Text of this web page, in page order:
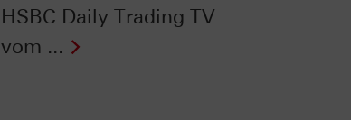
HSBC Daily Trading TV
vom ...